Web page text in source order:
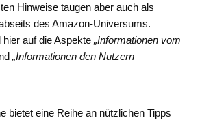
Hinweise taugen aber auch als
des Amazon-Universums.
hier auf die Aspekte„Informationen vom
„Informationen den Nutzern
bietet eine Reihe an nützlichen Tipps